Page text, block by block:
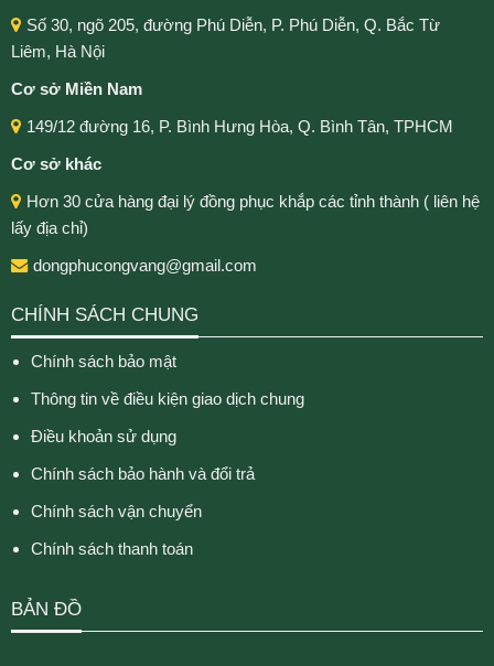
Số 30, ngõ 205, đường Phú Diễn, P. Phú Diễn, Q. Bắc Từ
Liêm, Hà Nội
Cơ sở Miền Nam
149/12 đường 16, P. Bình Hưng Hòa, Q. Bình Tân, TPHCM
Cơ sở khác
Hơn 30 cửa hàng đại lý đồng phục khắp các tỉnh thành ( liên hệ
lấy địa chỉ)
dongphucongvang@gmail.com
CHÍNH SÁCH CHUNG
Chính sách bảo mật
Thông tin về điều kiện giao dịch chung
Điều khoản sử dụng
Chính sách bảo hành và đổi trả
Chính sách vận chuyển
Chính sách thanh toán
BẢN ĐỒ